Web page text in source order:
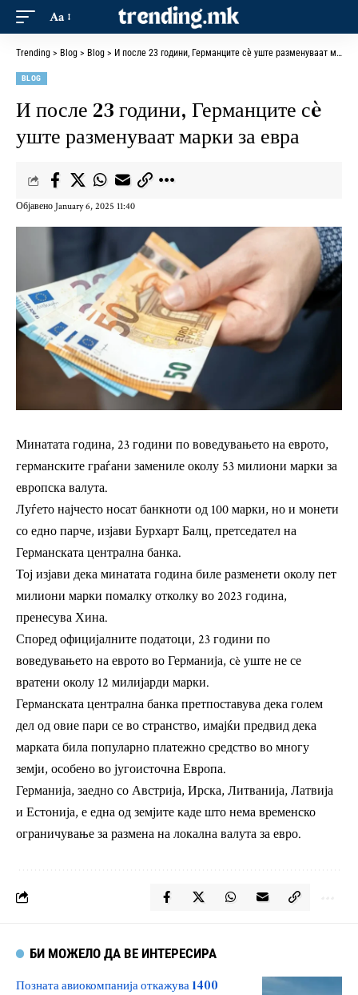
Aa
Trending > Blog > Blog > И после 23 години, Германците сè уште разменуваат марки за евра
BLOG
И после 23 години, Германците сè
уште разменуваат марки за евра
Објавено January 6, 2025 11:40
Минатата година, 23 години по воведувањето на еврото,
германските граѓани замениле околу 53 милиони марки за
европска валута.
Луѓето најчесто носат банкноти од 100 марки, но и монети
со едно парче, изјави Бурхарт Балц, претседател на
Германската централна банка.
Тој изјави дека минатата година биле разменети околу пет
милиони марки помалку отколку во 2023 година,
пренесува Хина.
Според официјалните податоци, 23 години по
воведувањето на еврото во Германија, сè уште не се
вратени околу 12 милијарди марки.
Германската централна банка претпоставува дека голем
дел од овие пари се во странство, имајќи предвид дека
марката била популарно платежно средство во многу
земји, особено во југоисточна Европа.
Германија, заедно со Австрија, Ирска, Литванија, Латвија
и Естонија, е една од земјите каде што нема временско
ограничување за размена на локална валута за евро.
БИ МОЖЕЛО ДА ВЕ ИНТЕРЕСИРА
Позната авиокомпанија откажува 1400